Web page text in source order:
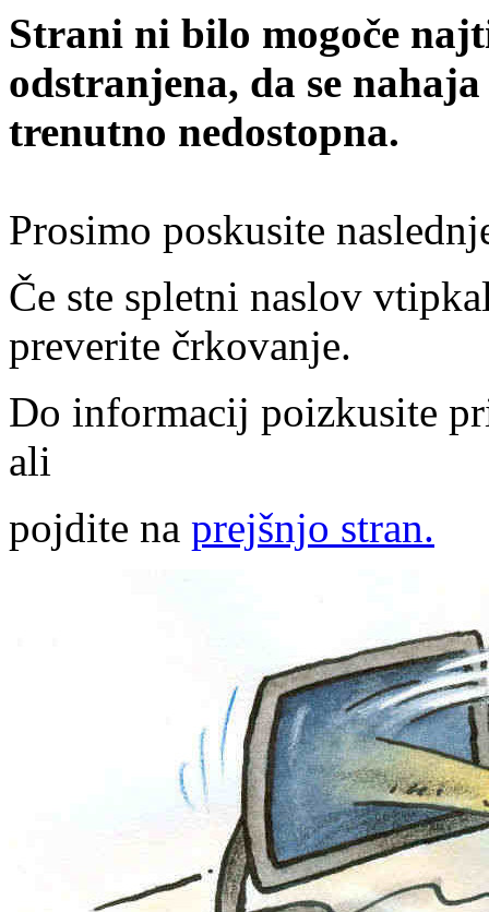
Strani ni bilo mogoče
odstranjena, da se
trenutno nedostopna.
Prosimo poskusite
Če ste spletni naslov
preverite črkovanje.
Do informacij poizkusite
ali
pojdite na prejšnjo stran.